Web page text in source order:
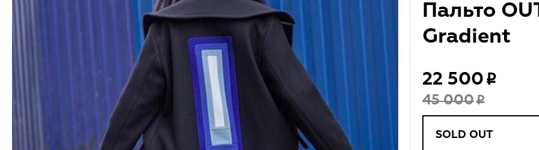
Пальто
Gradient
22 500
45 000
SOLD OUT